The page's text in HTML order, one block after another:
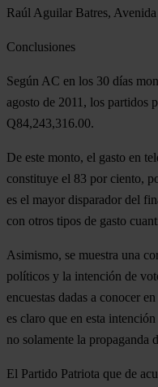
Raúl Aguilar Batres,
Conclusiones
Según AC en los 30 días
agosto de 2011, los partidos
Q84,243,316.00.
De este monto, el gasto en
constituye el 83 por ciento,
es el mayor disparador del
con otros tipos de gasto
Asimismo, se muestra una
políticos y la intención de
encuestas dadas a conocer
es claro que en esta
no solamente la propaganda
El Partido Patriota que de